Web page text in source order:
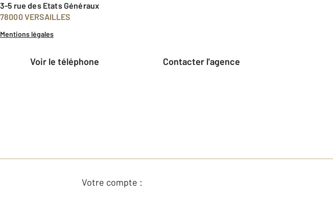
3-5 rue des Etats Généraux
78000 VERSAILLES
Mentions légales
voir le téléphone Contacter l'agence
Votre compte :